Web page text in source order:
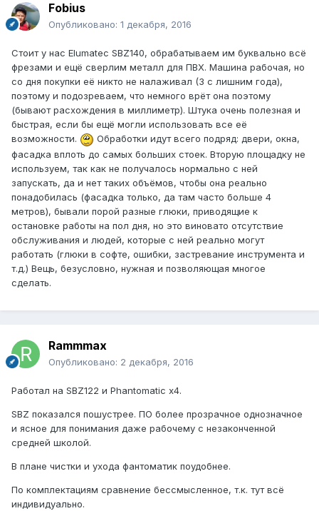
Fobius
Опубликовано: 1 декабря, 2016
Стоит у нас Elumatec SBZ140, обрабатываем им буквально всё
фрезами и ещё сверлим металл для ПВХ. Машина рабочая, но
со дня покупки её никто не налаживал (3 с лишним года),
поэтому и подозреваем, что немного врёт она поэтому
(бывают расхождения в миллиметр). Штука очень полезная и
быстрая, если бы ещё могли использовать все её
возможности.
Обработки идут всего подряд: двери, окна,
фасадка вплоть до самых больших стоек. Вторую площадку не
используем, так как не получалось нормально с ней
запускать, да и нет таких объёмов, чтобы она реально
понадобилась (фасадка только, да там часто больше 4
метров), бывали порой разные глюки, приводящие к
остановке работы на пол дня, но это виновато отсутствие
обслуживания и людей, которые с ней реально могут
работать (глюки в софте, ошибки, застревание инструмента и
т.д.) Вещь, безусловно, нужная и позволяющая многое
сделать.
Rammmax
Опубликовано: 2 декабря, 2016
Работал на SBZ122 и Phantomatic x4.
SBZ показался пошустрее. ПО более прозрачное однозначное
и ясное для понимания даже рабочему с незаконченной
средней школой.
В плане чистки и ухода фантоматик поудобнее.
По комплектациям сравнение бессмысленное, т.к. тут всё
индивидуально.